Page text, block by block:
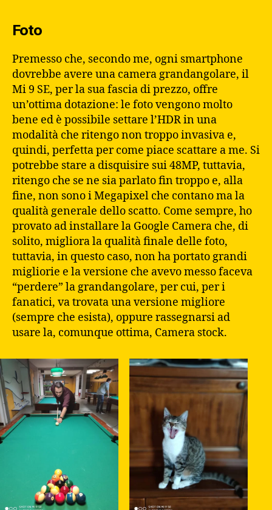
Foto
Premesso che, secondo me, ogni smartphone
dovrebbe avere una camera grandangolare, il
Mi 9 SE, per la sua fascia di prezzo, offre
un’ottima dotazione: le foto vengono molto
bene ed è possibile settare l’HDR in una
modalità che ritengo non troppo invasiva e,
quindi, perfetta per come piace scattare a me. Si
potrebbe stare a disquisire sui 48MP, tuttavia,
ritengo che se ne sia parlato fin troppo e, alla
fine, non sono i Megapixel che contano ma la
qualità generale dello scatto. Come sempre, ho
provato ad installare la Google Camera che, di
solito, migliora la qualità finale delle foto,
tuttavia, in questo caso, non ha portato grandi
migliorie e la versione che avevo messo faceva
“perdere” la grandangolare, per cui, per i
fanatici, va trovata una versione migliore
(sempre che esista), oppure rassegnarsi ad
usare la, comunque ottima, Camera stock.